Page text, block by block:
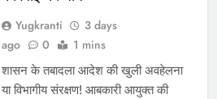
Yugkranti
3 days
ago
0 1 mins
शासन के तबादला आदेश की खुली अवहेलना
या विभागीय संरक्षण! आबकारी आयुक्त की